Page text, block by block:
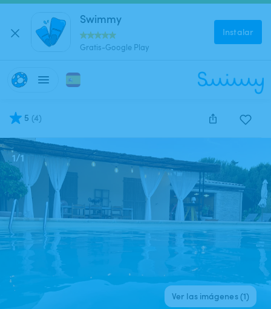
Swimmy
Gratis-Google Play
Instalar
5 (4)
1/1
Ver las imágenes (1)